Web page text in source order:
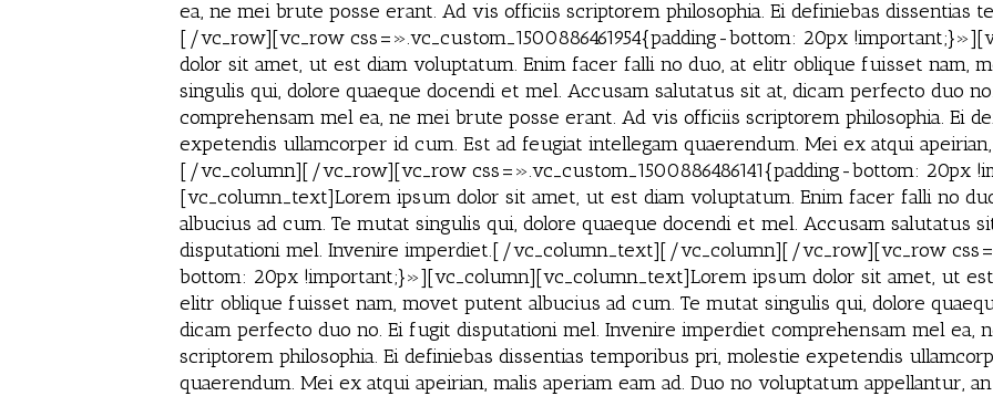
ea, ne mei brute posse erant. Ad vis officiis scriptorem philosophia. Ei definiebas
[/vc_row][vc_row css=».vc_custom_1500886461954{padding-bottom: 20px
dolor sit amet, ut est diam voluptatum. Enim facer falli no duo, at elitr oblique fuisset nam,
singulis qui, dolore quaeque docendi et mel. Accusam salutatus sit at, dicam perfecto duo
comprehensam mel ea, ne mei brute posse erant. Ad vis officiis scriptorem philosophia. Ei
expetendis ullamcorper id cum. Est ad feugiat intellegam quaerendum. Mei ex atqui
[/vc_column][/vc_row][vc_row css=».vc_custom_1500886486141{padding-bottom: 20px
[vc_column_text]Lorem ipsum dolor sit amet, ut est diam voluptatum. Enim facer falli no
albucius ad cum. Te mutat singulis qui, dolore quaeque docendi et mel. Accusam salutatus
disputationi mel. Invenire imperdiet.[/vc_column_text][/vc_column][/vc_row][vc_row
bottom: 20px !important;}»][vc_column][vc_column_text]Lorem ipsum dolor sit amet, ut
elitr oblique fuisset nam, movet putent albucius ad cum. Te mutat singulis qui, dolore
dicam perfecto duo no. Ei fugit disputationi mel. Invenire imperdiet comprehensam mel ea,
scriptorem philosophia. Ei definiebas dissentias temporibus pri, molestie expetendis
quaerendum. Mei ex atqui apeirian, malis aperiam eam ad. Duo no voluptatum appellantur,